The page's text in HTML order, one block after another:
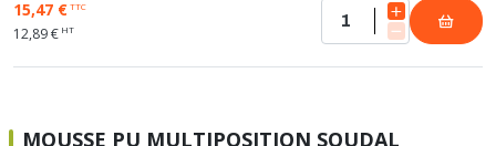
15,47 €TTC
12,89 € HT
MOUSSE PU MULTIPOSITION SOUDAL